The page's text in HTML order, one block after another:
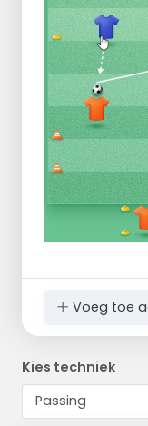
Voeg toe
Kies techniek